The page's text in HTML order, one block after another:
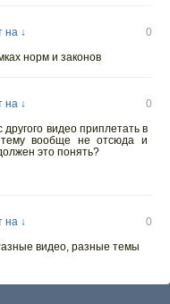
на ↓
0
норм и законов
на ↓
0
видео приплетать в
вообще не отсюда и
это понять?
на ↓
0
видео, разные темы